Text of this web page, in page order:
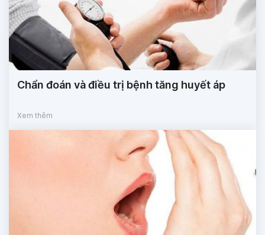
Chẩn đoán và điều trị bệnh tăng huyết áp
Xem thêm